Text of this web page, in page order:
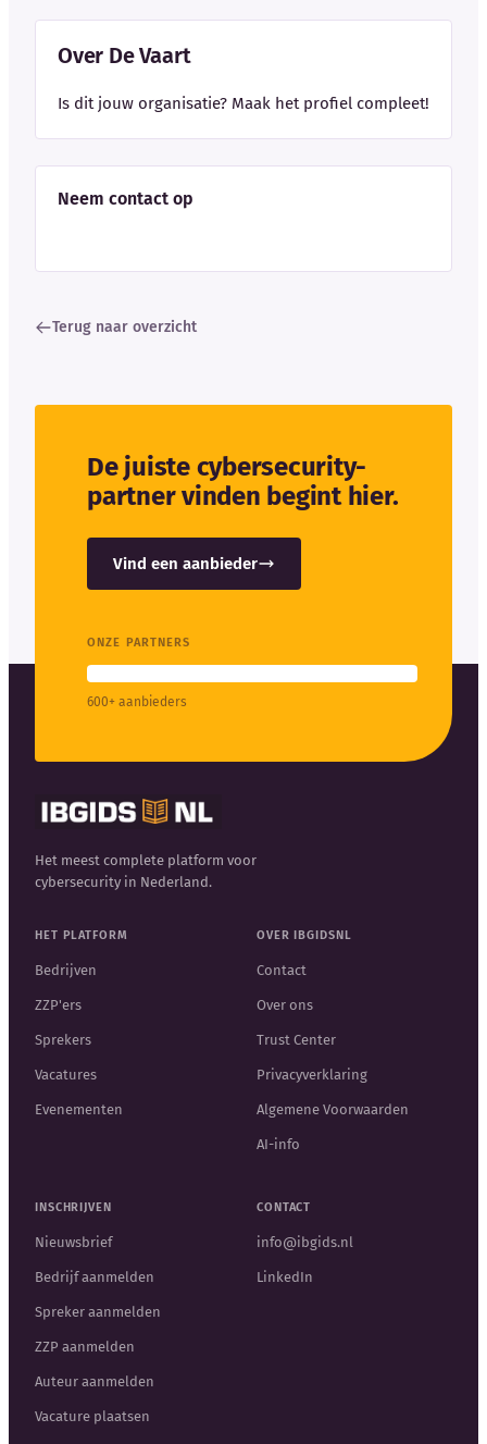
Over De Vaart
Is dit jouw organisatie? Maak het profiel compleet!
Neem contact op
Terug naar overzicht
De juiste cybersecurity-
partner vinden begint hier.
Vind een aanbieder
ONZE PARTNERS
600+ aanbieders
Het meest complete platform voor
cybersecurity in Nederland.
HET PLATFORM
Bedrijven
ZZP'ers
Sprekers
Vacatures
Evenementen
OVER IBGIDSNL
Contact
Over ons
Trust Center
Privacyverklaring
Algemene Voorwaarden
AI-info
INSCHRIJVEN
Nieuwsbrief
Bedrijf aanmelden
Spreker aanmelden
ZZP aanmelden
Auteur aanmelden
Vacature plaatsen
CONTACT
info@ibgids.nl
LinkedIn